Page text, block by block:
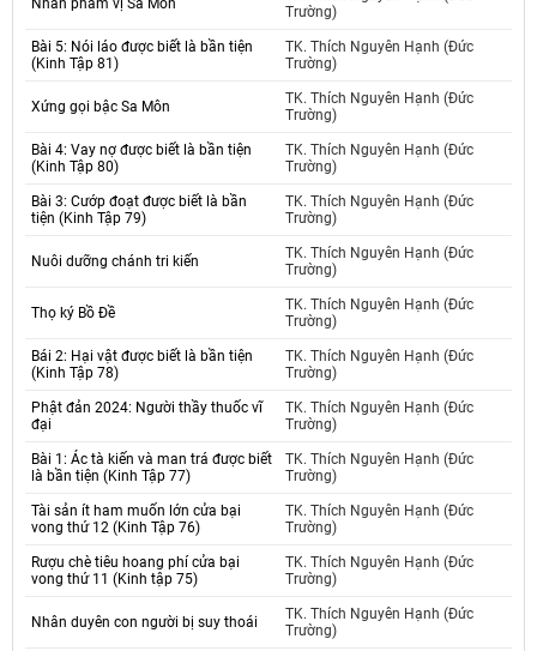
Nhân phẩm vị Sa Môn
Trường)
Bài 5: Nói láo được biết là bần tiện
(Kinh Tập 81)
TK. Thích Nguyên Hạnh (Đức
Trường)
Xứng gọi bậc Sa Môn
TK. Thích Nguyên Hạnh (Đức
Trường)
Bài 4: Vay nợ được biết là bần tiện
(Kinh Tập 80)
TK. Thích Nguyên Hạnh (Đức
Trường)
Bài 3: Cướp đoạt được biết là bần
tiện (Kinh Tập 79)
TK. Thích Nguyên Hạnh (Đức
Trường)
Nuôi dưỡng chánh tri kiến
TK. Thích Nguyên Hạnh (Đức
Trường)
Thọ ký Bồ Đề
TK. Thích Nguyên Hạnh (Đức
Trường)
Bái 2: Hại vật được biết là bần tiện
(Kinh Tập 78)
TK. Thích Nguyên Hạnh (Đức
Trường)
Phật đản 2024: Người thầy thuốc vĩ
đại
TK. Thích Nguyên Hạnh (Đức
Trường)
Bài 1: Ác tà kiến và man trá được biết
là bần tiện (Kinh Tập 77)
TK. Thích Nguyên Hạnh (Đức
Trường)
Tài sản ít ham muốn lớn cửa bại
vong thứ 12 (Kinh Tập 76)
TK. Thích Nguyên Hạnh (Đức
Trường)
Rượu chè tiêu hoang phí cửa bại
vong thứ 11 (Kinh tập 75)
TK. Thích Nguyên Hạnh (Đức
Trường)
Nhân duyên con người bị suy thoái
TK. Thích Nguyên Hạnh (Đức
Trường)